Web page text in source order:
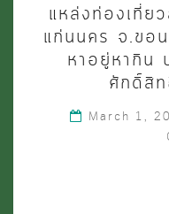
แหล่งท่องเที่ย
แก่นนคร จ.ขอ
หาอยู่หากิน
ศักดิ์สิ
March 1,